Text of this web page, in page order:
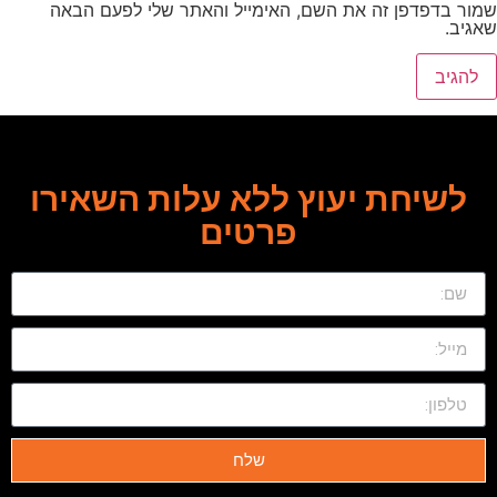
שמור בדפדפן זה את השם, האימייל והאתר שלי לפעם הבאה
שאגיב.
לשיחת יעוץ ללא עלות השאירו
פרטים
שלח